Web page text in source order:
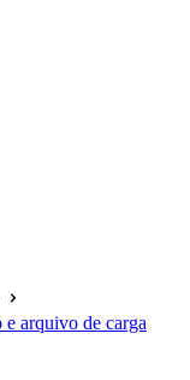
arquivo de carga